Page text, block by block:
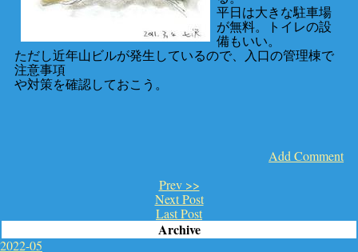
平日は大きな駐車場
が無料。トイレの設
備もいい。
ただし近年山ビルが発生しているので、入口の管理棟で
注意事項
や対策を確認しておこう。
Add Comment
Prev >>
Next Post
Last Post
Archive
2022-05